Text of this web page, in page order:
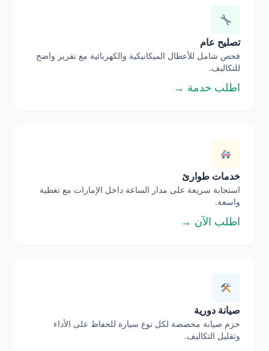
تصليح عام
فحص شامل للأعطال الميكانيكية والكهربائية مع تقرير واضح
للتكاليف.
اطلب خدمة →
خدمات طوارئ
استجابة سريعة على مدار الساعة داخل الإمارات مع تغطية
واسعة.
اطلب الآن →
صيانة دورية
حزم صيانة مخصصة لكل نوع سيارة للحفاظ على الأداء
وتقليل التكاليف.